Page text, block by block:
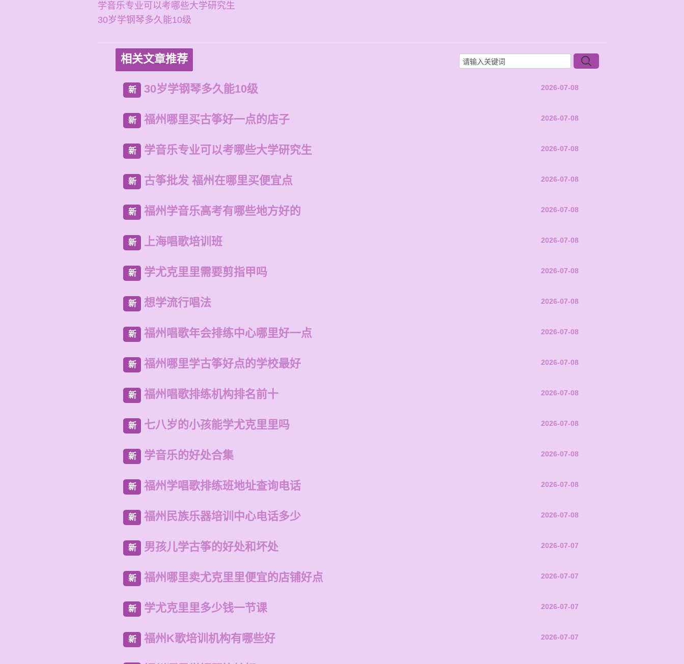
学音乐专业可以考哪些大学研究生
30岁学钢琴多久能10级
相关文章推荐
新 30岁学钢琴多久能10级 2026-07-08
新 福州哪里买古筝好一点的店子 2026-07-08
新 学音乐专业可以考哪些大学研究生 2026-07-08
新 古筝批发 福州在哪里买便宜点 2026-07-08
新 福州学音乐高考有哪些地方好的 2026-07-08
新 上海唱歌培训班 2026-07-08
新 学尤克里里需要剪指甲吗 2026-07-08
新 想学流行唱法 2026-07-08
新 福州唱歌年会排练中心哪里好一点 2026-07-08
新 福州哪里学古筝好点的学校最好 2026-07-08
新 福州唱歌排练机构排名前十 2026-07-08
新 七八岁的小孩能学尤克里里吗 2026-07-08
新 学音乐的好处合集 2026-07-08
新 福州学唱歌排练班地址查询电话 2026-07-08
新 福州民族乐器培训中心电话多少 2026-07-08
新 男孩儿学古筝的好处和坏处 2026-07-07
新 福州哪里卖尤克里里便宜的店铺好点 2026-07-07
新 学尤克里里多少钱一节课 2026-07-07
新 福州K歌培训机构有哪些好 2026-07-07